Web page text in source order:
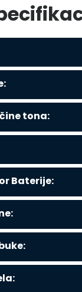
tona:
Baterije: